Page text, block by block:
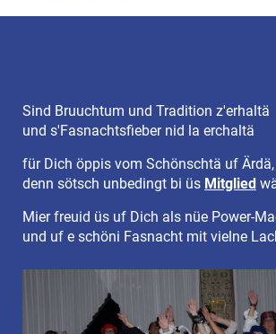
Sind Bruuchtum und Tradition z'erhaltä
und s'Fasnachtsfieber nid la erchaltä
für Dich öppis vom Schönschtä uf Ärdä,
denn sötsch unbedingt bi üs Mitglied
Mier freuid üs uf Dich als nüe Power-
und uf e schöni Fasnacht mit vielne